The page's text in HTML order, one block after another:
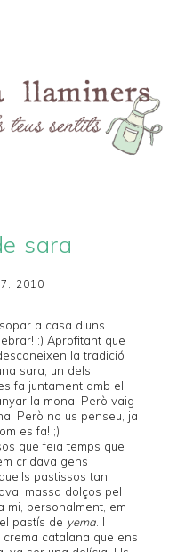
sara
2010
a casa d'uns
:) Aprofitant que
la tradició
sara, un dels
fa juntament amb el
la mona. Però vaig
Però no us penseu, ja
es fa! ;)
que feia temps que
cridava gens
pastissos tan
massa dolços pel
mi, personalment, em
pastís de yema . I
catalana que ens